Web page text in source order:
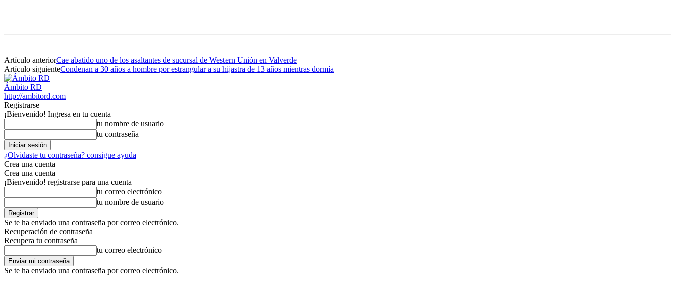
Artículo anteriorCae abatido uno de los asaltantes de sucursal de Western Unión en Valverde
Artículo siguienteCondenan a 30 años a hombre por estrangular a su hijastra de 13 años mientras dormía
Ámbito RD
http://ambitord.com
Registrarse
¡Bienvenido! Ingresa en tu cuenta
tu nombre de usuario
tu contraseña
¿Olvidaste tu contraseña? consigue ayuda
Crea una cuenta
Crea una cuenta
¡Bienvenido! registrarse para una cuenta
tu correo electrónico
tu nombre de usuario
Se te ha enviado una contraseña por correo electrónico.
Recuperación de contraseña
Recupera tu contraseña
tu correo electrónico
Se te ha enviado una contraseña por correo electrónico.